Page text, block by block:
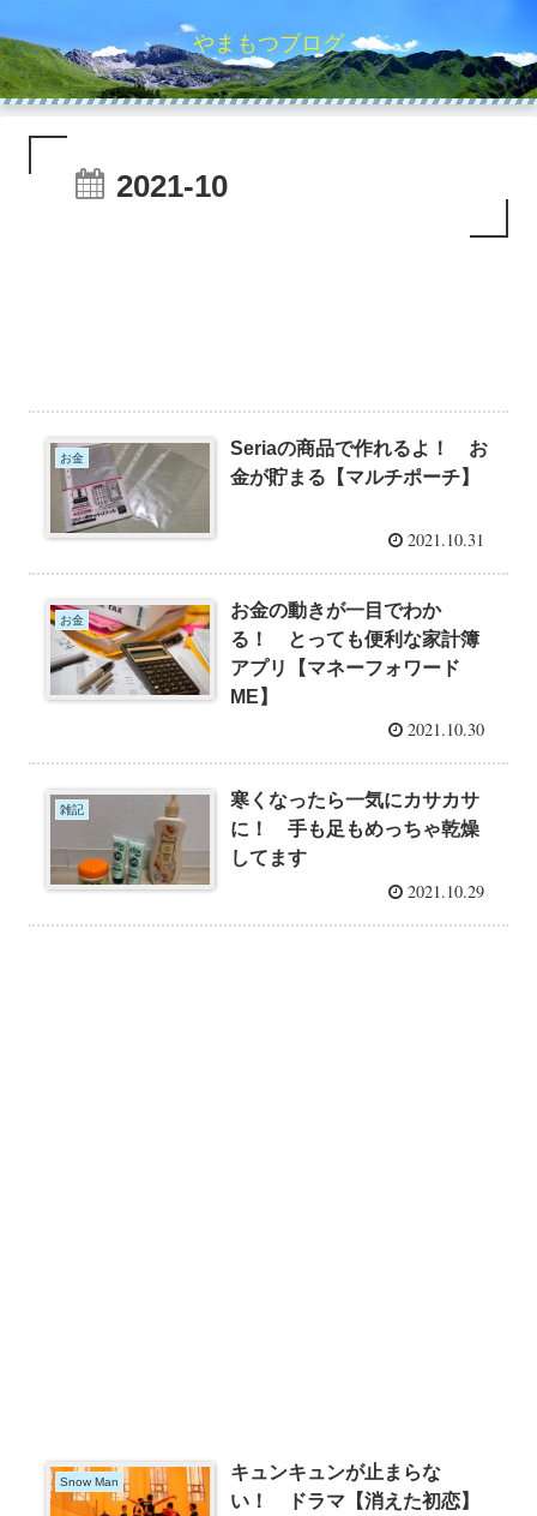
やまもつブログ
2021-10
お金
Seriaの商品で作れるよ！ お
金が貯まる【マルチポーチ】
2021.10.31
お金
お金の動きが一目でわか
る！ とっても便利な家計簿
アプリ【マネーフォワード
ME】
2021.10.30
雑記
寒くなったら一気にカサカサ
に！ 手も足もめっちゃ乾燥
してます
2021.10.29
Snow Man
キュンキュンが止まらな
い！ ドラマ【消えた初恋】